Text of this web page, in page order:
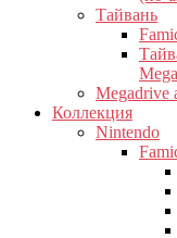
Тайвань
Megadrive
Коллекция
Nintendo